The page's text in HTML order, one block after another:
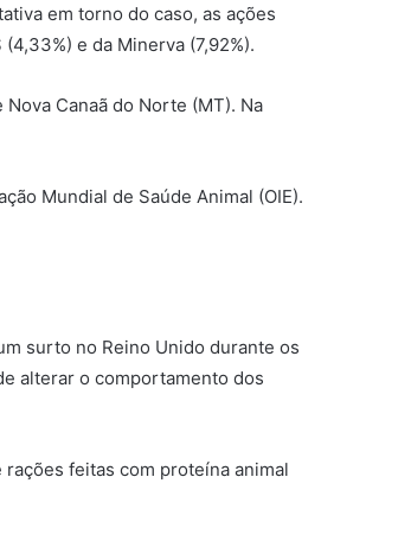
em torno do caso, as ações
e da Minerva (7,92%).
Canaã do Norte (MT). Na
Mundial de Saúde Animal (OIE).
surto no Reino Unido durante os
alterar o comportamento dos
feitas com proteína animal